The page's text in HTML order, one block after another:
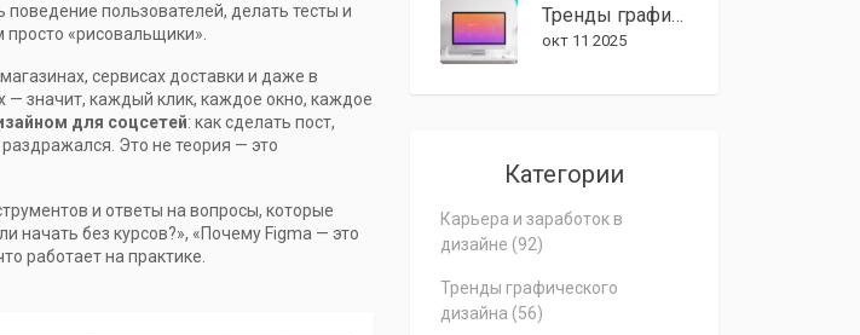
пользователей, делать тесты и
«рисовальщики».
сервисах доставки и даже в
значит, каждый клик, каждое окно, каждое
для соцсетей: как сделать пост,
Это не теория — это
и ответы на вопросы, которые
начать без курсов?», «Почему Figma — это
работает на практике.
Тренды графического дизайна 2025: какие стили доминируют сегодня
окт 11 2025
Категории
Карьера и заработок в
дизайне (92)
Тренды графического
дизайна (56)